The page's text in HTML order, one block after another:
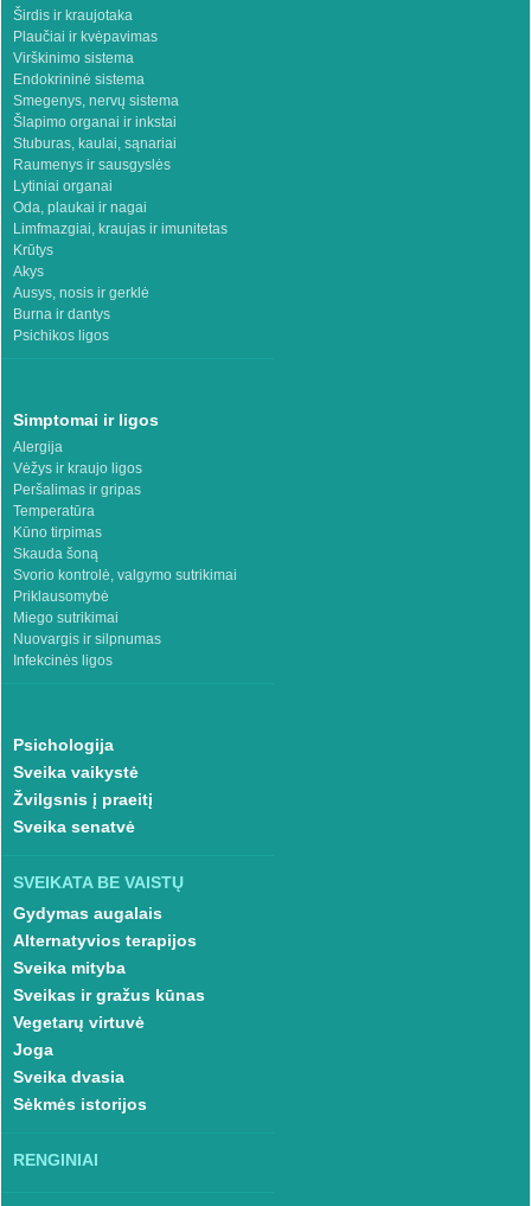
Širdis ir kraujotaka
Plaučiai ir kvėpavimas
Virškinimo sistema
Endokrininė sistema
Smegenys, nervų sistema
Šlapimo organai ir inkstai
Stuburas, kaulai, sąnariai
Raumenys ir sausgyslės
Lytiniai organai
Oda, plaukai ir nagai
Limfmazgiai, kraujas ir imunitetas
Krūtys
Akys
Ausys, nosis ir gerklė
Burna ir dantys
Psichikos ligos
Simptomai ir ligos
Alergija
Vėžys ir kraujo ligos
Peršalimas ir gripas
Temperatūra
Kūno tirpimas
Skauda šoną
Svorio kontrolė, valgymo sutrikimai
Priklausomybė
Miego sutrikimai
Nuovargis ir silpnumas
Infekcinės ligos
Psichologija
Sveika vaikystė
Žvilgsnis į praeitį
Sveika senatvė
SVEIKATA BE VAISTŲ
Gydymas augalais
Alternatyvios terapijos
Sveika mityba
Sveikas ir gražus kūnas
Vegetarų virtuvė
Joga
Sveika dvasia
Sėkmės istorijos
RENGINIAI